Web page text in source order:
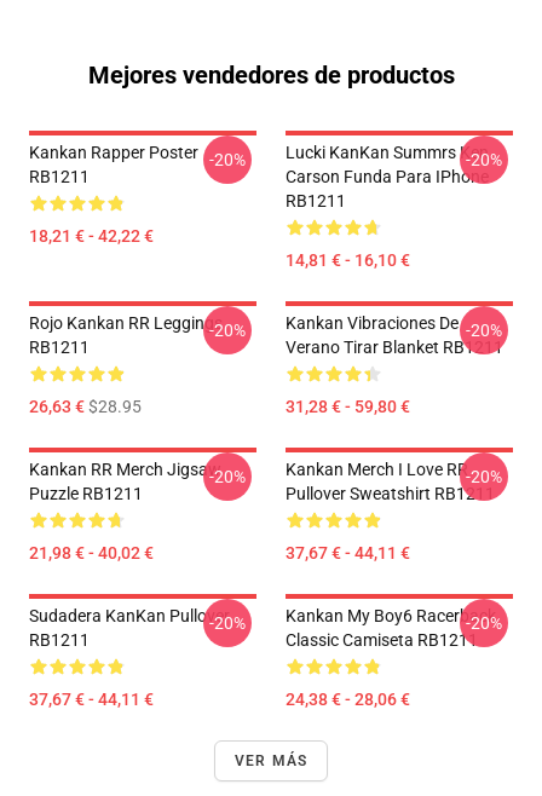
Mejores vendedores de productos
Kankan Rapper Poster
RB1211
18,21 € - 42,22 €
-20%
Lucki KanKan Summrs Ken
Carson Funda Para IPhone
RB1211
14,81 € - 16,10 €
-20%
Rojo Kankan RR Leggings
RB1211
26,63 €$28.95
-20%
Kankan Vibraciones De
Verano Tirar Blanket RB1211
31,28 € - 59,80 €
-20%
Kankan RR Merch Jigsaw
Puzzle RB1211
21,98 € - 40,02 €
-20%
Kankan Merch I Love RR
Pullover Sweatshirt RB1211
37,67 € - 44,11 €
-20%
Sudadera KanKan Pullover
RB1211
37,67 € - 44,11 €
-20%
Kankan My Boy6 Racerback
Classic Camiseta RB1211
24,38 € - 28,06 €
-20%
VER MÁS